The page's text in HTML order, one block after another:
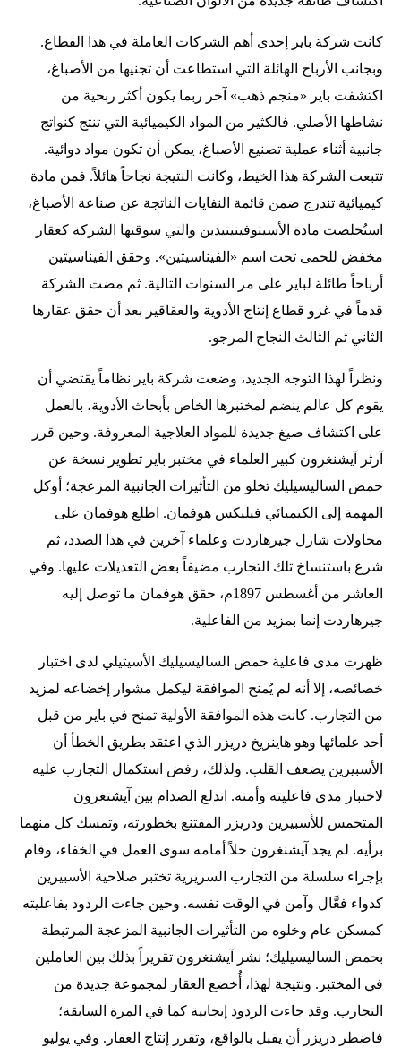
كانت شركة باير إحدى أهم الشركات العاملة في هذا القطاع.
وبجانب الأرباح الهائلة التي استطاعت أن تجنيها من الأصباغ،
اكتشفت باير «منجم ذهب» آخر ربما يكون أكثر ربحية من
نشاطها الأصلي. فالكثير من المواد الكيميائية التي تنتج كنواتج
جانبية أثناء عملية تصنيع الأصباغ، يمكن أن تكون مواد دوائية.
تتبعت الشركة هذا الخيط، وكانت النتيجة نجاحاً هائلاً. فمن مادة
كيميائية تندرج ضمن قائمة النفايات الناتجة عن صناعة الأصباغ،
استُخلصت مادة الأسيتوفينيتيدين والتي سوقتها الشركة كعقار
مخفض للحمى تحت اسم «الفيناسيتين». وحقق الفيناسيتين
أرباحاً طائلة لباير على مر السنوات التالية. ثم مضت الشركة
قدماً في غزو قطاع إنتاج الأدوية والعقاقير بعد أن حقق عقارها
الثاني ثم الثالث النجاح المرجو.
ونظراً لهذا التوجه الجديد، وضعت شركة باير نظاماً يقتضي أن
يقوم كل عالم ينضم لمختبرها الخاص بأبحاث الأدوية، بالعمل
على اكتشاف صيغ جديدة للمواد العلاجية المعروفة. وحين قرر
آرثر آيشنغرون كبير العلماء في مختبر باير تطوير نسخة عن
حمض الساليسيليك تخلو من التأثيرات الجانبية المزعجة؛ أوكل
المهمة إلى الكيميائي فيليكس هوفمان. اطلع هوفمان على
محاولات شارل جيرهاردت وعلماء آخرين في هذا الصدد، ثم
شرع باستنساخ تلك التجارب مضيفاً بعض التعديلات عليها. وفي
العاشر من أغسطس 1897م، حقق هوفمان ما توصل إليه
جيرهاردت إنما بمزيد من الفاعلية.
ظهرت مدى فاعلية حمض الساليسيليك الأسيتيلي لدى اختبار
خصائصه، إلا أنه لم يُمنح الموافقة ليكمل مشوار إخضاعه لمزيد
من التجارب. كانت هذه الموافقة الأولية تمنح في باير من قبل
أحد علمائها وهو هاينريخ دريزر الذي اعتقد بطريق الخطأ أن
الأسبيرين يضعف القلب. ولذلك، رفض استكمال التجارب عليه
لاختبار مدى فاعليته وأمنه. اندلع الصدام بين آيشنغرون
المتحمس للأسبيرين ودريزر المقتنع بخطورته، وتمسك كل منهما
برأيه. لم يجد آيشنغرون حلاً أمامه سوى العمل في الخفاء، وقام
بإجراء سلسلة من التجارب السريرية تختبر صلاحية الأسبيرين
كدواء فعَّال وآمن في الوقت نفسه. وحين جاءت الردود بفاعليته
كمسكن عام وخلوه من التأثيرات الجانبية المزعجة المرتبطة
بحمض الساليسيليك؛ نشر آيشنغرون تقريراً بذلك بين العاملين
في المختبر. ونتيجة لهذا، أُخضع العقار لمجموعة جديدة من
التجارب. وقد جاءت الردود إيجابية كما في المرة السابقة؛
فاضطر دريزر أن يقبل بالواقع، وتقرر إنتاج العقار. وفي يوليو